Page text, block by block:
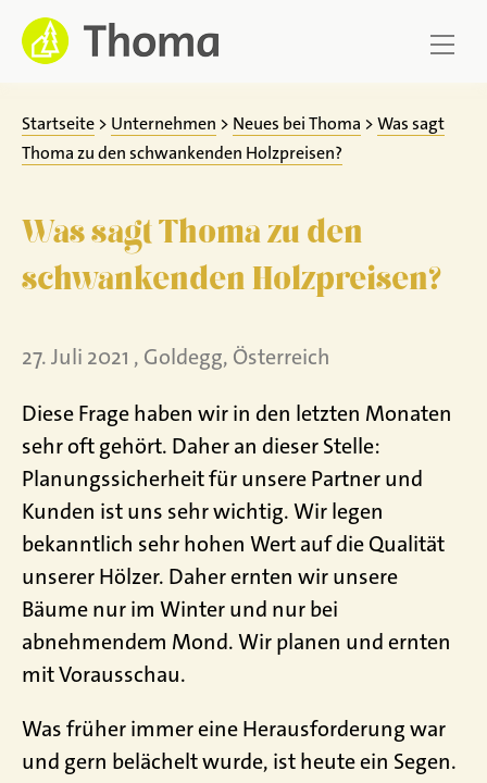
Zum
Inhalt
springen
Startseite > Unternehmen > Neues bei Thoma >Was sagt
Thoma zu den schwankenden Holzpreisen?
Was sagt Thoma zu den
schwankenden Holzpreisen?
27. Juli 2021 , Goldegg, Österreich
Diese Frage haben wir in den letzten Monaten
sehr oft gehört. Daher an dieser Stelle:
Planungssicherheit für unsere Partner und
Kunden ist uns sehr wichtig. Wir legen
bekanntlich sehr hohen Wert auf die Qualität
unserer Hölzer. Daher ernten wir unsere
Bäume nur im Winter und nur bei
abnehmendem Mond. Wir planen und ernten
mit Vorausschau.
Was früher immer eine Herausforderung war
und gern belächelt wurde, ist heute ein Segen.